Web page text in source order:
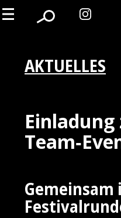
AKTUELLES
Einladung
Gemeinsam